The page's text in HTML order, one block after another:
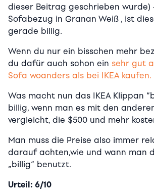
dieser Beitrag geschrieben wurde)
Sofabezug in Granan Weiß , ist
gerade billig.
Wenn du nur ein bisschen mehr
du dafür auch schon ein sehr gut
Sofa woanders als bei IKEA kaufen.
Was macht nun das IKEA Klippan
billig, wenn man es mit den
vergleicht, die $500 und mehr
Man muss die Preise also immer
darauf achten,wie und wann man
„billig“ benutzt.
Urteil: 6/10